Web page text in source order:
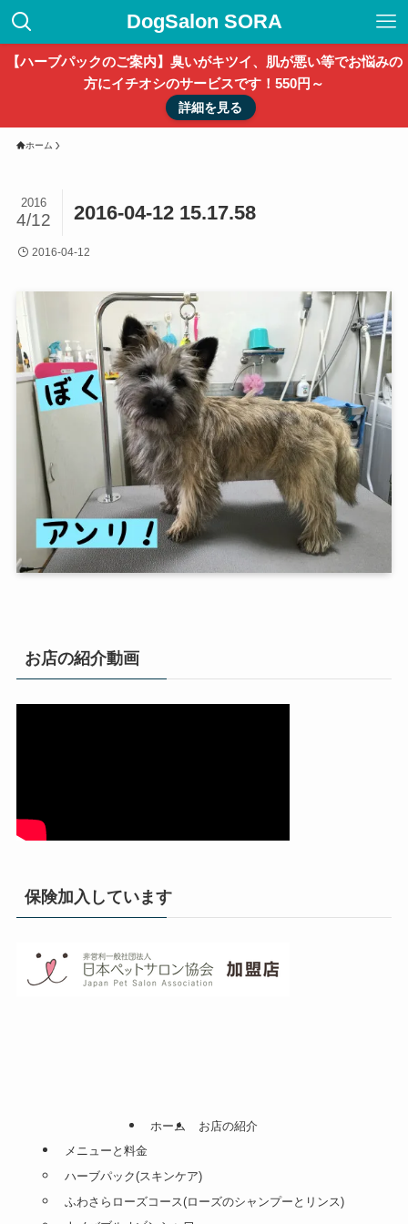
DogSalon SORA
【ハーブパックのご案内】臭いがキツイ、肌が悪い等でお悩みの
方にイチオシのサービスです！550円～
詳細を見る
ホーム
2016-04-12 15.17.58
2016
4/12
2016-04-12
お店の紹介動画
保険加入しています
ホーム
お店の紹介
メニューと料金
ハーブパック(スキンケア)
ふわさらローズコース(ローズのシャンプーとリンス)